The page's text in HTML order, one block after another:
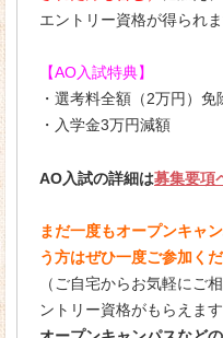
エントリー資格が得られま
【AO入試特典】
・選考料全額（2万円）免
・入学金3万円減額
AO入試の詳細は募集要項
まだ一度もオープンキャ
う方はぜひ一度ご参加くだ
（ご自宅からお気軽にご
ントリー資格がもらえます